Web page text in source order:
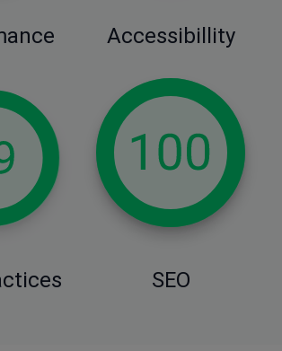
Accessibillity
SEO